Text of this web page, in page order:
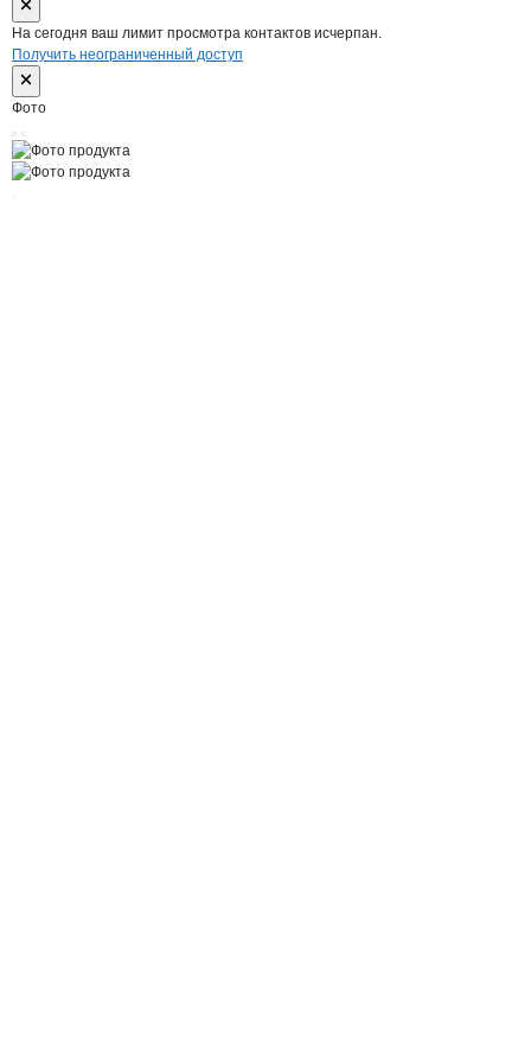
На сегодня ваш лимит просмотра контактов исчерпан.
Получить неограниченный доступ
Фото